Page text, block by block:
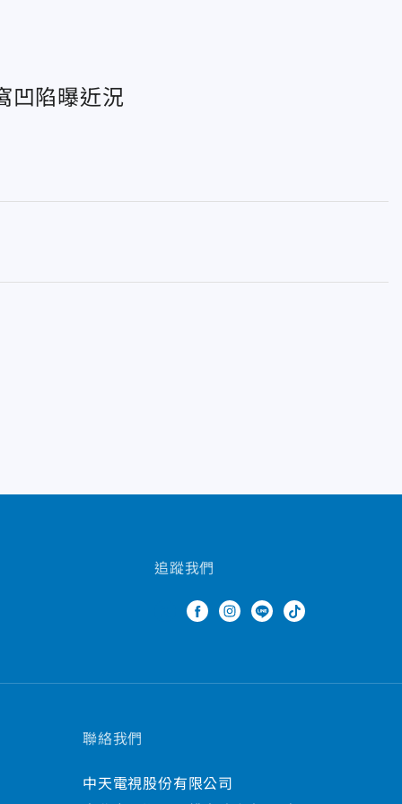
凹陷曝近況
追蹤我們
聯絡我們
中天電視股份有限公司